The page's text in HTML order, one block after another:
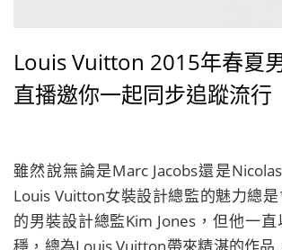
Louis Vuitton 2015年春夏
直播邀你一起同步追蹤流行
雖然說無論是Marc Jacobs還是
Louis Vuitton女裝設計總監的魅力總
的男裝設計總監Kim Jones，但他一